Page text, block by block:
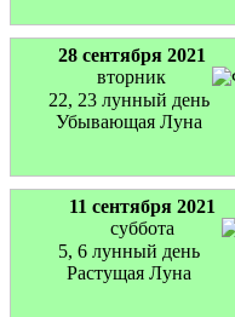
28 сентября 2021
вторник
22, 23 лунный день
Убывающая Луна
11 сентября 2021
суббота
5, 6 лунный день
Растущая Луна